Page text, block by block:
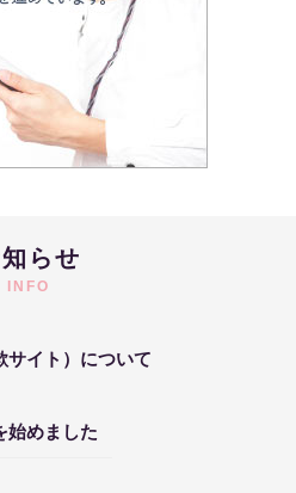
らせ
INFO
サイト）について
始めました